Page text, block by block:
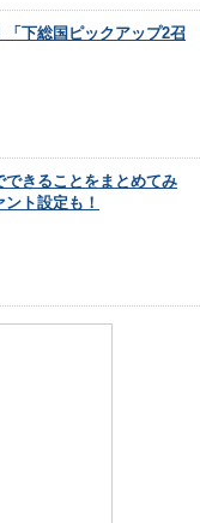
下総国ピックアップ2召
きることをまとめてみ
ト設定も！